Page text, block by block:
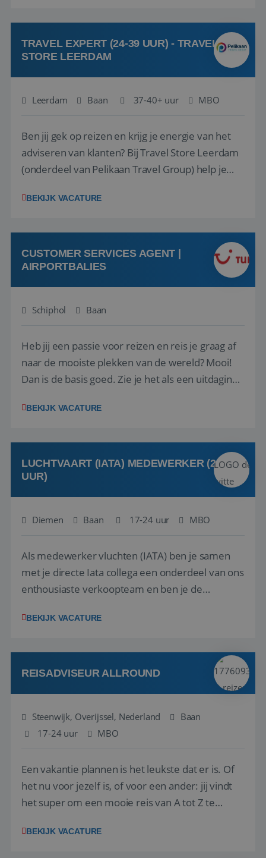
team het reisbureau verder...
TRAVEL EXPERT (24-39 UUR) - TRAVEL
STORE LEERDAM
Leerdam Baan 37-40+ uur MBO
Ben jij gek op reizen en krijg je energie van het
adviseren van klanten? Bij Travel Store Leerdam
(onderdeel van Pelikaan Travel Group) help je
vinden. Samen maken we van elke reis een
hebt in de reisbranche of j...
BEKIJK VACATURE
CUSTOMER SERVICES AGENT |
AIRPORTBALIES
Schiphol Baan
Heb jij een passie voor reizen en reis je graag af
naar de mooiste plekken van de wereld? Mooi!
Dan is de basis goed. Zie je het als een uitdaging
het samenstellen en boeken van de perfecte
deze onderdelen zijn nu samen gevoegd...
BEKIJK VACATURE
LUCHTVAART (IATA) MEDEWERKER (24-32
UUR)
Diemen Baan 17-24 uur MBO
Als medewerker vluchten (IATA) ben je samen
met je directe Iata collega een onderdeel van ons
enthousiaste verkoopteam en ben je de
en tarieven waar je collega’s niet uitkomen.
kwaliteitsbewaking van alles wat met IATA te m...
BEKIJK VACATURE
REISADVISEUR ALLROUND
Steenwijk, Overijssel, Nederland
Baan
17-24 uur
MBO
Een vakantie plannen is het leukste dat er is. Of
het nu voor jezelf is, of voor een ander: jij vindt
het super om een mooie reis van A tot Z te
vakantiegangers de meest prachtige plekjes op
BEKIJK VACATURE